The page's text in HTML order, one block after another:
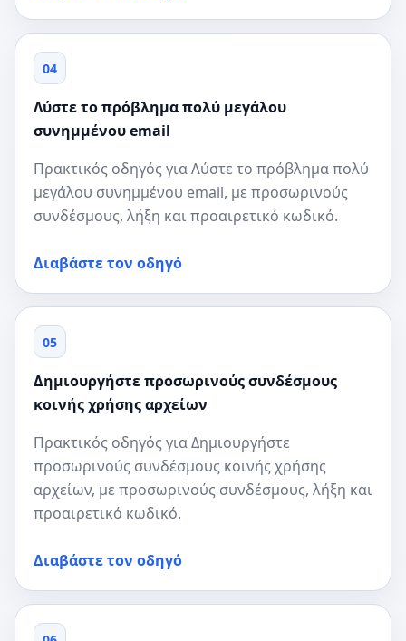
04
Λύστε το πρόβλημα πολύ μεγάλου
συνημμένου email
Πρακτικός οδηγός για Λύστε το πρόβλημα πολύ
μεγάλου συνημμένου email, με προσωρινούς
συνδέσμους, λήξη και προαιρετικό κωδικό.
Διαβάστε τον οδηγό
05
Δημιουργήστε προσωρινούς συνδέσμους
κοινής χρήσης αρχείων
Πρακτικός οδηγός για Δημιουργήστε
προσωρινούς συνδέσμους κοινής χρήσης
αρχείων, με προσωρινούς συνδέσμους, λήξη και
προαιρετικό κωδικό.
Διαβάστε τον οδηγό